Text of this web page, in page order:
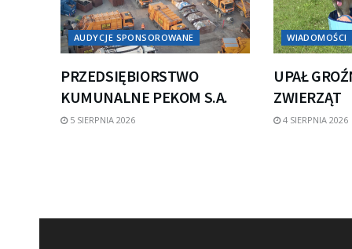
AUDYCJE SPONSOROWANE
PRZEDSIĘBIORSTWO
KUMUNALNE PEKOM S.A.
5 SIERPNIA 2026
WIADOMOŚCI
UPAŁ
ZWIERZĄT
4 SIERPNIA 2026